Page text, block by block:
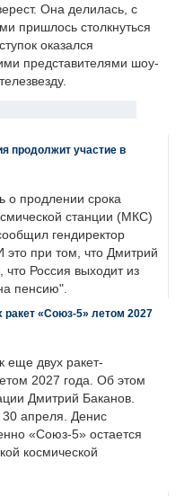
Она делилась, с
пришлось столкнуться
оказался
представителями шоу-
продолжит участие в
о продлении срока
станции (МКС)
гендиректор
это при том, что Дмитрий
что Россия выходит из
пенсию".
ракет «Союз-5» летом 2027
еще двух ракет-
2027 года. Об этом
Дмитрий Баканов.
30 апреля. Денис
«Союз-5» остается
космической